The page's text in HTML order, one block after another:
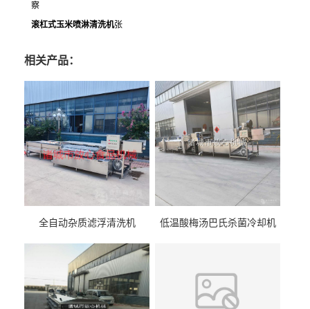
察
滚杠式玉米喷淋清洗机张
相关产品：
全自动杂质滤浮清洗机 低温酸梅汤巴氏杀菌冷却机